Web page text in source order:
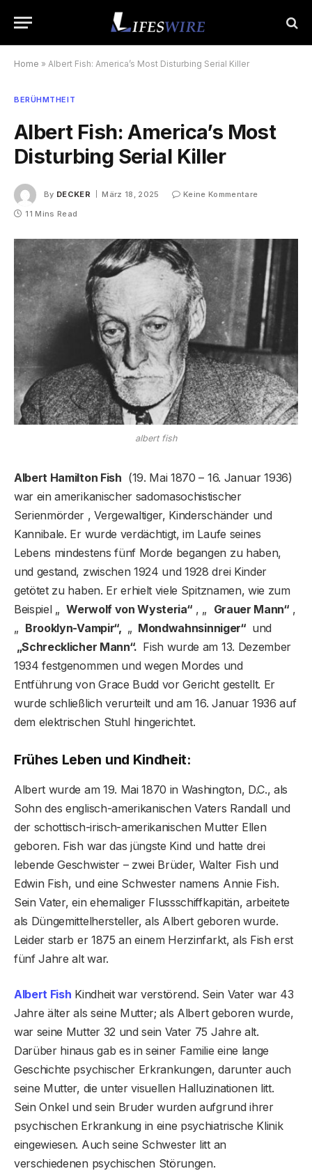
Home » Albert Fish: America’s Most Disturbing Serial Killer
BERÜHMTHEIT
Albert Fish: America’s Most
Disturbing Serial Killer
By DECKER März 18, 2025
Keine Kommentare
11 Mins Read
albert fish
Albert Hamilton Fish (19. Mai 1870 – 16. Januar 1936)
war ein amerikanischer sadomasochistischer
Serienmörder , Vergewaltiger, Kinderschänder und
Kannibale. Er wurde verdächtigt, im Laufe seines
Lebens mindestens fünf Morde begangen zu haben,
und gestand, zwischen 1924 und 1928 drei Kinder
getötet zu haben. Er erhielt viele Spitznamen, wie zum
Beispiel „Werwolf von Wysteria“ , „ Grauer Mann“ ,
„ Brooklyn-Vampir“, „ Mondwahnsinniger“ und
„Schrecklicher Mann“. Fish wurde am 13. Dezember
1934 festgenommen und wegen Mordes und
Entführung von Grace Budd vor Gericht gestellt. Er
wurde schließlich verurteilt und am 16. Januar 1936 auf
dem elektrischen Stuhl hingerichtet.
Frühes Leben und Kindheit:
Albert wurde am 19. Mai 1870 in Washington, D.C., als
Sohn des englisch-amerikanischen Vaters Randall und
der schottisch-irisch-amerikanischen Mutter Ellen
geboren. Fish war das jüngste Kind und hatte drei
lebende Geschwister – zwei Brüder, Walter Fish und
Edwin Fish, und eine Schwester namens Annie Fish.
Sein Vater, ein ehemaliger Flussschiffkapitän, arbeitete
als Düngemittelhersteller, als Albert geboren wurde.
Leider starb er 1875 an einem Herzinfarkt, als Fish erst
fünf Jahre alt war.
Albert Fish Kindheit war verstörend. Sein Vater war 43
Jahre älter als seine Mutter; als Albert geboren wurde,
war seine Mutter 32 und sein Vater 75 Jahre alt.
Darüber hinaus gab es in seiner Familie eine lange
Geschichte psychischer Erkrankungen, darunter auch
seine Mutter, die unter visuellen Halluzinationen litt.
Sein Onkel und sein Bruder wurden aufgrund ihrer
psychischen Erkrankung in eine psychiatrische Klinik
eingewiesen. Auch seine Schwester litt an
verschiedenen psychischen Störungen.